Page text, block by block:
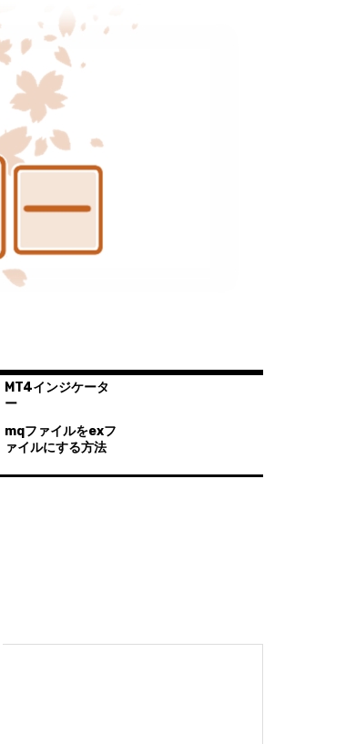
MT4インジケータ
ー
mqファイルをexフ
ァイルにする方法